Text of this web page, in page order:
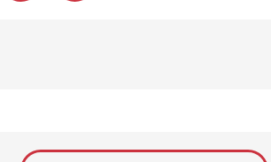
プ。この一報から約2か月後、宮内庁は結婚延期を